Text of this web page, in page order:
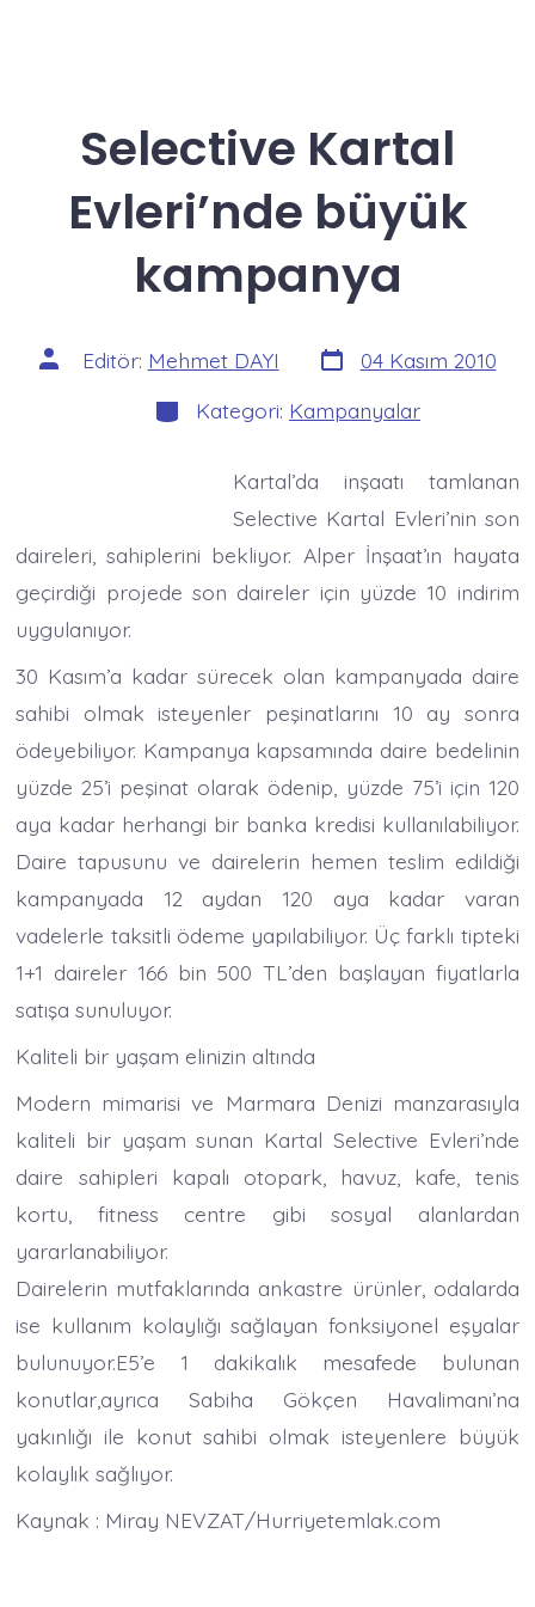
Selective Kartal
Evleri’nde büyük
kampanya
Yazının
yazarı
Editör: Mehmet DAYI Yazı
tarihi
04 Kasım 2010
Kategoriler
Kategori: Kampanyalar
Kartal’da inşaatı tamlanan
Selective Kartal Evleri’nin son
daireleri, sahiplerini bekliyor. Alper İnşaat’ın hayata
geçirdiği projede son daireler için yüzde 10 indirim
uygulanıyor.
30 Kasım’a kadar sürecek olan kampanyada daire
sahibi olmak isteyenler peşinatlarını 10 ay sonra
ödeyebiliyor. Kampanya kapsamında daire bedelinin
yüzde 25’i peşinat olarak ödenip, yüzde 75’i için 120
aya kadar herhangi bir banka kredisi kullanılabiliyor.
Daire tapusunu ve dairelerin hemen teslim edildiği
kampanyada 12 aydan 120 aya kadar varan
vadelerle taksitli ödeme yapılabiliyor. Üç farklı tipteki
1+1 daireler 166 bin 500 TL’den başlayan fiyatlarla
satışa sunuluyor.
Kaliteli bir yaşam elinizin altında
Modern mimarisi ve Marmara Denizi manzarasıyla
kaliteli bir yaşam sunan Kartal Selective Evleri’nde
daire sahipleri kapalı otopark, havuz, kafe, tenis
kortu, fitness centre gibi sosyal alanlardan
yararlanabiliyor.
Dairelerin mutfaklarında ankastre ürünler, odalarda
ise kullanım kolaylığı sağlayan fonksiyonel eşyalar
bulunuyor.E5’e 1 dakikalık mesafede bulunan
konutlar,ayrıca Sabiha Gökçen Havalimanı’na
yakınlığı ile konut sahibi olmak isteyenlere büyük
kolaylık sağlıyor.
Kaynak : Miray NEVZAT/Hurriyetemlak.com